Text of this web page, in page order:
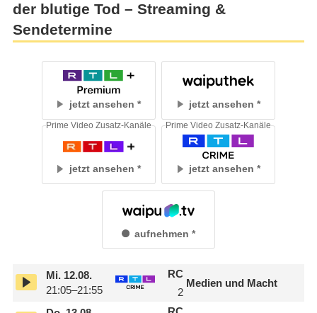
der blutige Tod – Streaming &
Sendetermine
jetzt ansehen jetzt ansehen
jetzt ansehen
Prime Video Zusatz-Kanäle
jetzt ansehen
Prime Video Zusatz-Kanäle
aufnehmen
Mi.12.08.
21:05–21:55
RC
2
Medien und Macht